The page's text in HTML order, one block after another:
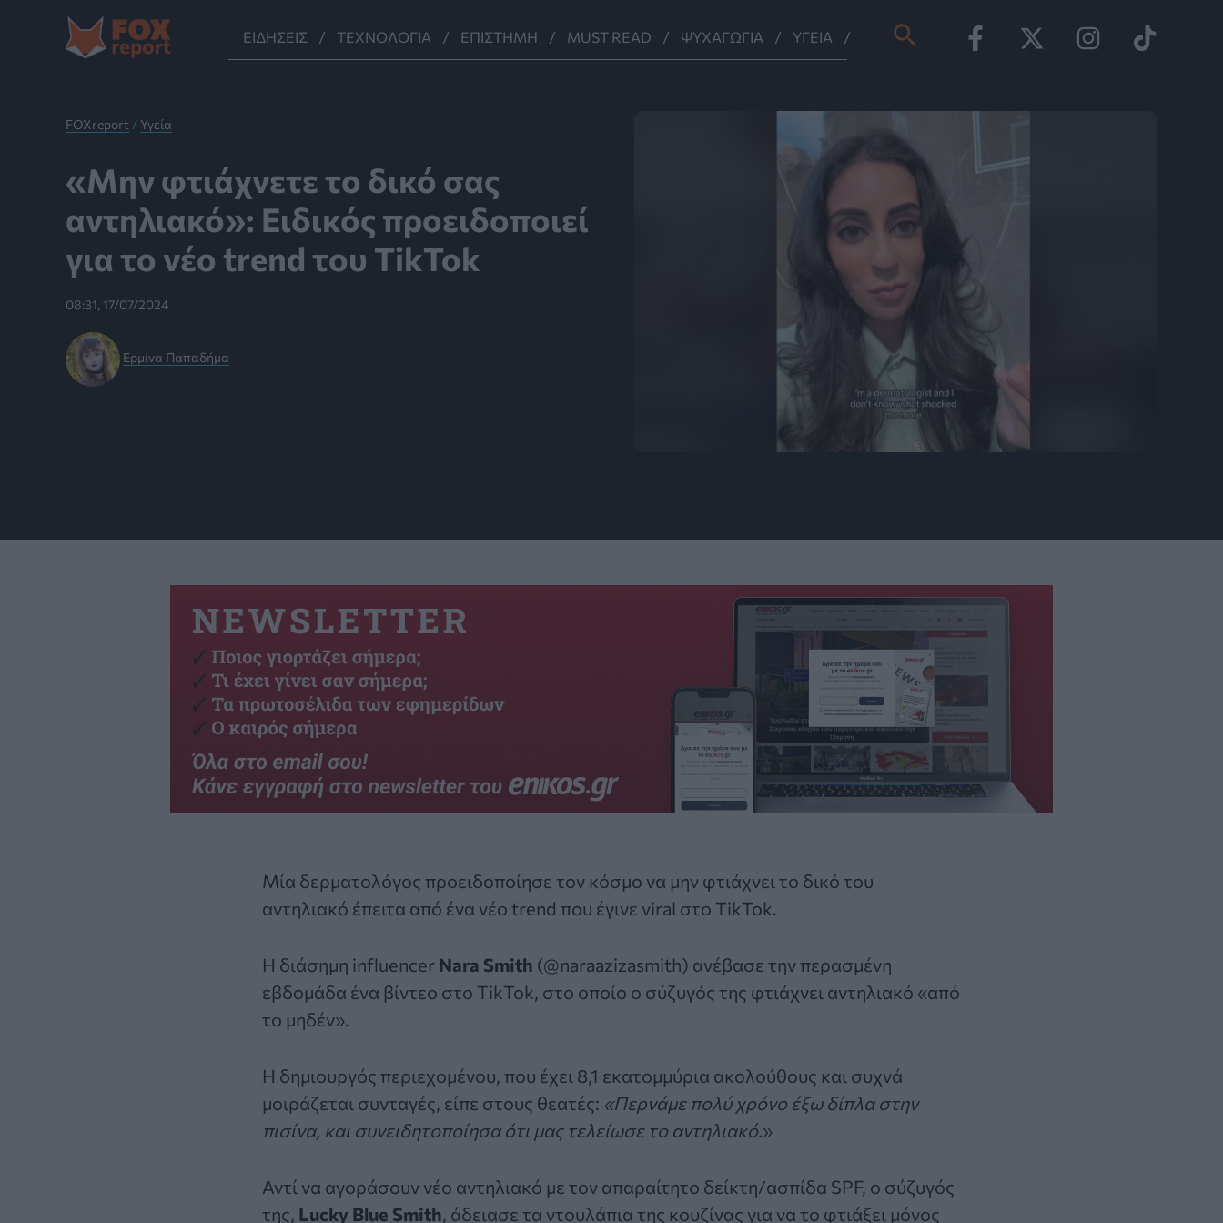
Μετάβαση
περιεχόμενο
ΕΙΔΉΣΕΙΣ ΤΕΧΝΟΛΟΓΊΑ ΕΠΙΣΤΉΜΗ MUST READ ΨΥΧΑΓΩΓΊΑ ΥΓΕΊΑ Αναζήτηση
FOXreport / Υγεία
«Μην φτιάχνετε το δικό σας
αντηλιακό»: Ειδικός προειδοποιεί
για το νέο trend του TikTok
08:31, 17/07/2024
Ερμίνα Παπαδήμα
Μία δερματολόγος προειδοποίησε τον κόσμο να μην φτιάχνει το δικό του
αντηλιακό έπειτα από ένα νέο trend που έγινε viral στο TikTok
Η διάσημη influencer Nara Smith (@naraazizasmith) ανέβασε την περασμένη
εβδομάδα ένα βίντεο στο TikTok, στο οποίο ο σύζυγός της φτιάχνει αντηλιακό «από
το μηδέν».
Η δημιουργός περιεχομένου, που έχει 8,1 εκατομμύρια ακολούθους και συχνά
μοιράζεται συνταγές, είπε στους θεατές: «Περνάμε πολύ χρόνο έξω δίπλα στην
πισίνα, και συνειδητοποίησα ότι μας τελείωσε το αντηλιακό. »
Αντί να αγοράσουν νέο αντηλιακό με τον απαραίτητο δείκτη/ασπίδα SPF, ο σύζυγός
της, Lucky Blue Smith, άδειασε τα ντουλάπια της κουζίνας για να το φτιάξει μόνος